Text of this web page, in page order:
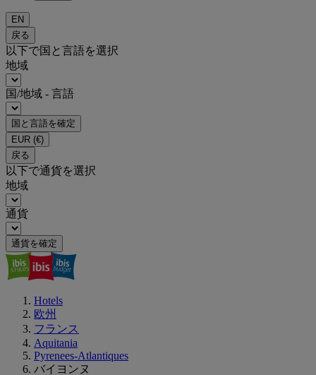
EN
戻る
以下で国と言語を選択
地域
国/地域 - 言語
国と言語を確定
EUR (€)
戻る
以下で通貨を選択
地域
通貨
通貨を確定
Hotels
欧州
フランス
Aquitania
Pyrenees-Atlantiques
バイヨンヌ